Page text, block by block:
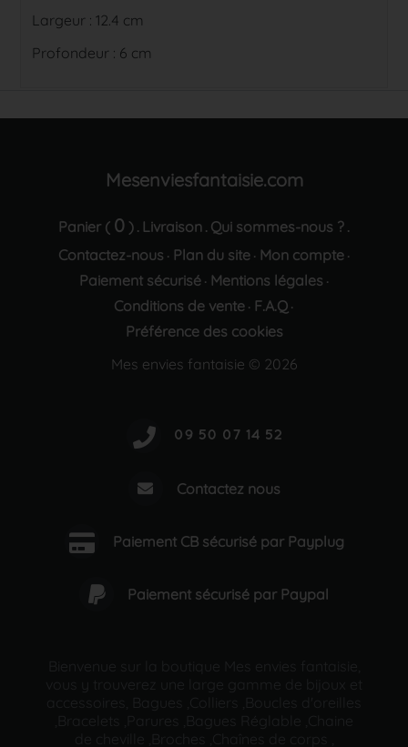
Largeur : 12.4 cm
Profondeur : 6 cm
Mesenviesfantaisie.com
Panier ( 0 ) . Livraison . Qui sommes-nous ? .
Contactez-nous · Plan du site· Mon compte·
Paiement sécurisé· Mentions légales ·
Conditions de vente · F.A.Q ·
Préférence des cookies
Mes envies fantaisie © 2026
Contactez nous
Paiement CB sécurisé par Payplug
Paiement sécurisé par Paypal